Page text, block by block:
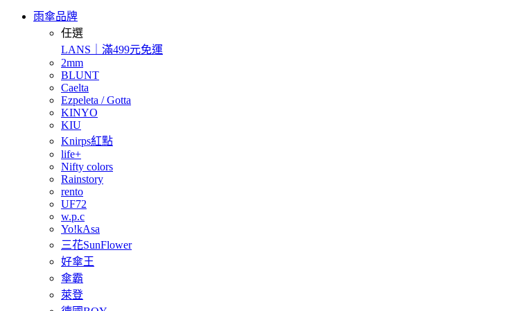
雨傘品牌
任選
LANS｜滿499元免運
2mm
BLUNT
Caelta
Ezpeleta / Gotta
KINYO
KIU
Knirps紅點
life+
Nifty colors
Rainstory
rento
UF72
w.p.c
Yo!kAsa
三花SunFlower
好傘王
傘霸
萊登